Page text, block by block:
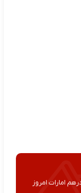
امروز جمعه ۱۶ مرداد ۱۴۰۵/ درهم امارات امروز